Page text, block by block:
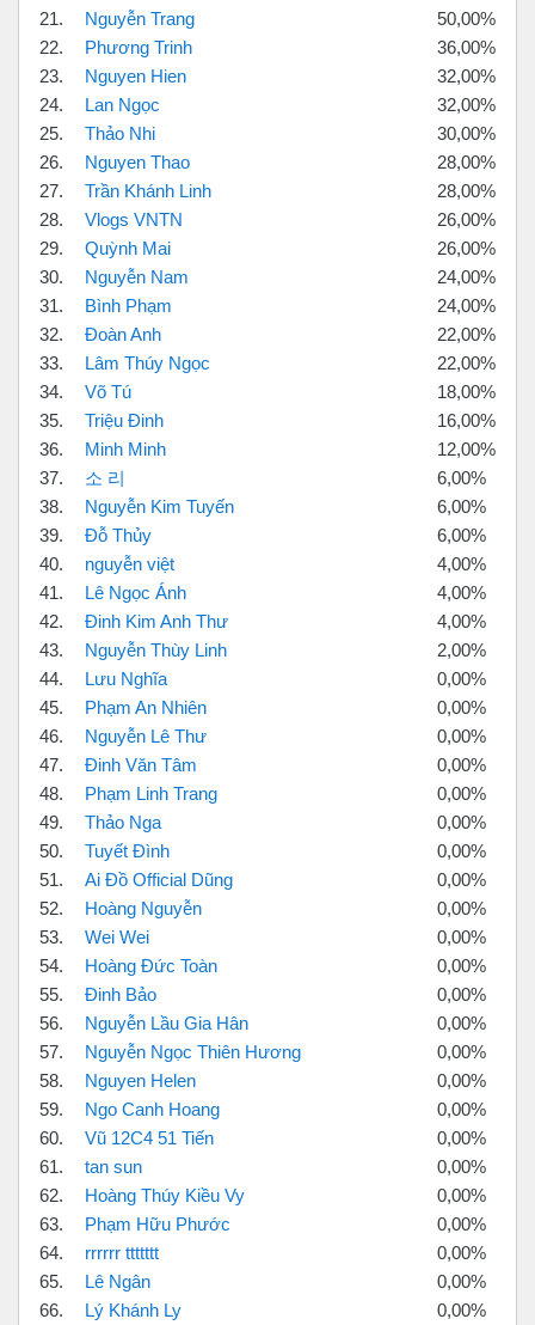
21. Nguyễn Trang
50,00%
22.
Phương Trinh
36,00%
23.
Nguyen Hien
32,00%
24.
Lan Ngọc
32,00%
25.
Thảo Nhi
30,00%
26.
Nguyen Thao
28,00%
27.
Trần Khánh Linh
28,00%
28.
Vlogs VNTN
26,00%
29.
Quỳnh Mai
26,00%
30.
Nguyễn Nam
24,00%
31.
Bình Phạm
24,00%
32.
Đoàn Anh
22,00%
33.
Lâm Thúy Ngọc
22,00%
34.
Võ Tú
18,00%
35.
Triệu Đinh
16,00%
36.
Minh Minh
12,00%
37.
소 리
6,00%
38.
Nguyễn Kim Tuyến
6,00%
39.
Đỗ Thủy
6,00%
40.
nguyễn việt
4,00%
41.
Lê Ngọc Ánh
4,00%
42.
Đinh Kim Anh Thư
4,00%
43.
Nguyễn Thùy Linh
2,00%
44.
Lưu Nghĩa
0,00%
45.
Phạm An Nhiên
0,00%
46.
Nguyễn Lê Thư
0,00%
47.
Đinh Văn Tâm
0,00%
48.
Phạm Linh Trang
0,00%
49.
Thảo Nga
0,00%
50.
Tuyết Đình
0,00%
51.
Ai Đồ Official Dũng
0,00%
52.
Hoàng Nguyễn
0,00%
53.
Wei Wei
0,00%
54.
Hoàng Đức Toàn
0,00%
55.
Đinh Bảo
0,00%
56.
Nguyễn Lầu Gia Hân
0,00%
57.
Nguyễn Ngọc Thiên Hương
0,00%
58.
Nguyen Helen
0,00%
59.
Ngo Canh Hoang
0,00%
60.
Vũ 12C4 51 Tiến
0,00%
61.
tan sun
0,00%
62.
Hoàng Thúy Kiều Vy
0,00%
63.
Phạm Hữu Phước
0,00%
64.
rrrrrr ttttttt
0,00%
65.
Lê Ngân
0,00%
66.
Lý Khánh Ly
0,00%